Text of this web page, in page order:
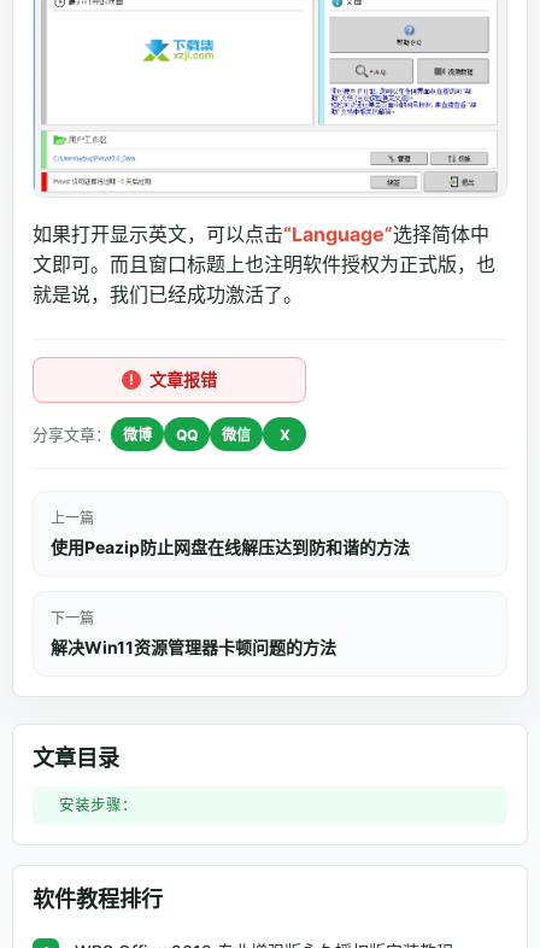
如果打开显示英文，可以点击“Language”选择简体中
文即可。而且窗口标题上也注明软件授权为正式版，也
就是说，我们已经成功激活了。
文章报错
分享文章： 微博 QQ 微信 X
上一篇
使用Peazip防止网盘在线解压达到防和谐的方法
下一篇
解决Win11资源管理器卡顿问题的方法
文章目录
安装步骤：
软件教程排行